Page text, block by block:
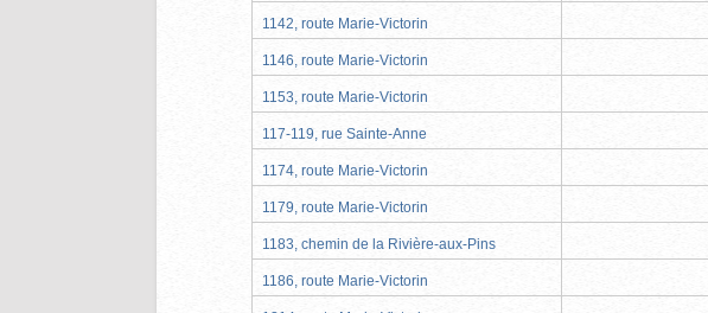
1142, route Marie-Victorin
1146, route Marie-Victorin
1153, route Marie-Victorin
117-119, rue Sainte-Anne
1174, route Marie-Victorin
1179, route Marie-Victorin
1183, chemin de la Rivière-aux-Pins
1186, route Marie-Victorin